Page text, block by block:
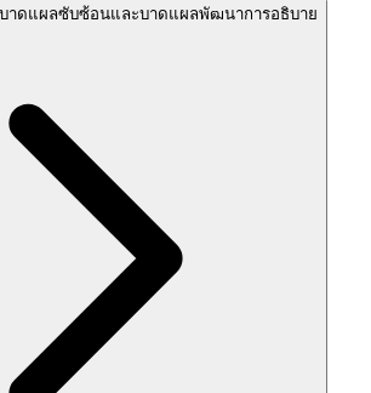
าดแผลซับซ้อนและบาดแผลพัฒนาการอธิบาย